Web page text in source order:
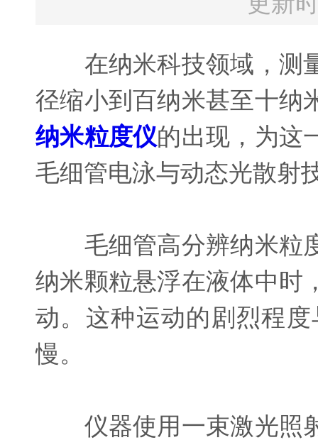
在纳米科技领域，测量
径缩小到百纳米甚至十纳
纳米粒度仪的出现，为这
毛细管电泳与动态光散射
毛细管高分辨纳米粒度
纳米颗粒悬浮在液体中时
动。这种运动的剧烈程
慢。
仪器使用一束激光照射